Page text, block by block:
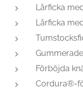
Lårficka
Lårficka
Förböjda
Cordura®-